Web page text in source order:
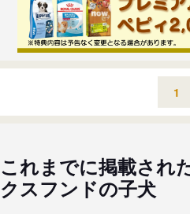
1
これまでに掲載され
クスフンドの子犬